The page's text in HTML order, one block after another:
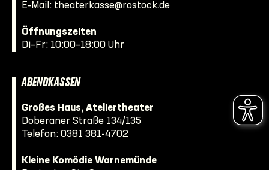
E-Mail: theaterkasse@rostock.de
Öffnungszeiten
Di–Fr: 10:00–18:00 Uhr
ABENDKASSEN
Großes Haus, Ateliertheater
Doberaner Straße 134/135
Telefon: 0381 381-4702
Kleine Komödie Warnemünde